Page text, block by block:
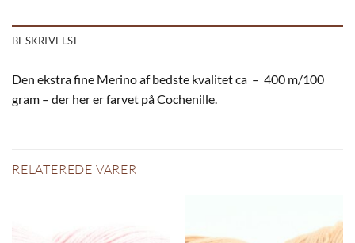
BESKRIVELSE
Den ekstra fine Merino af bedste kvalitet ca – 400 m/100
gram – der her er farvet på Cochenille.
RELATEREDE VARER